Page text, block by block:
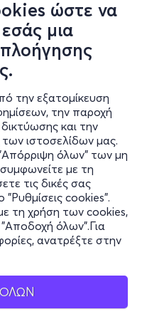
ώστε να
μια
την εξατομίκευση
την παροχή
και την
ιστοσελίδων μας.
όλων" των μη
με τη
τις δικές σας
"Ρυθμίσεις cookies".
τη χρήση των cookies,
όλων".Για
ανατρέξτε στην